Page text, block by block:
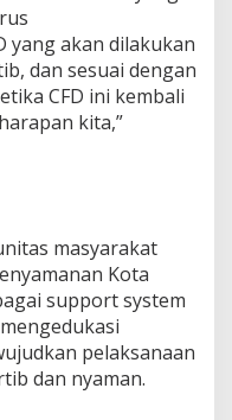
yang akan dilakukan
dan sesuai dengan
CFD ini kembali
kita,”
masyarakat
Kota
support system
pelaksanaan
dan nyaman.